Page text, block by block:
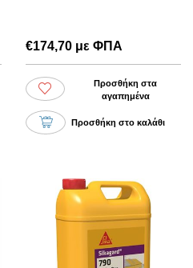
€174,70 με ΦΠΑ
Προσθήκη στα
αγαπημένα
Προσθήκη στο καλάθι